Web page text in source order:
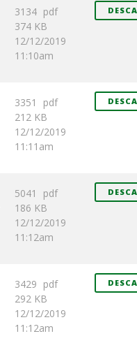
3134 pdf
374 KB
12/12/2019
11:10am
3351
pdf
212 KB
12/12/2019
11:11am
5041
pdf
186 KB
12/12/2019
11:12am
3429 pdf
292 KB
12/12/2019
11:12am